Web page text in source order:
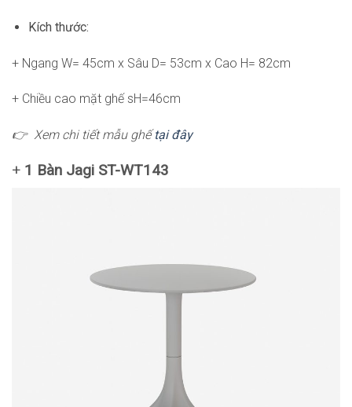
Kích thước:
+ Ngang W= 45cm x Sâu D= 53cm x Cao H= 82cm
+ Chiều cao mặt ghế sH=46cm
👉 Xem chi tiết mẫu ghếtại đây
+ 1 Bàn Jagi ST-WT143